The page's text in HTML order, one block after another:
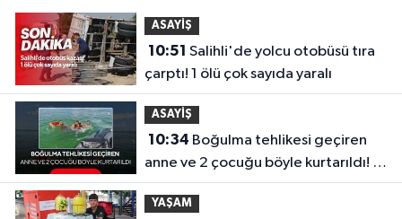
ASAYİŞ
10:51
çarptı! 1 ölü çok sayıda yaralı
ASAYİŞ
10:34
anne ve 2 çocuğu böyle kurtarıldı! O
anlar kamerada
YAŞAM